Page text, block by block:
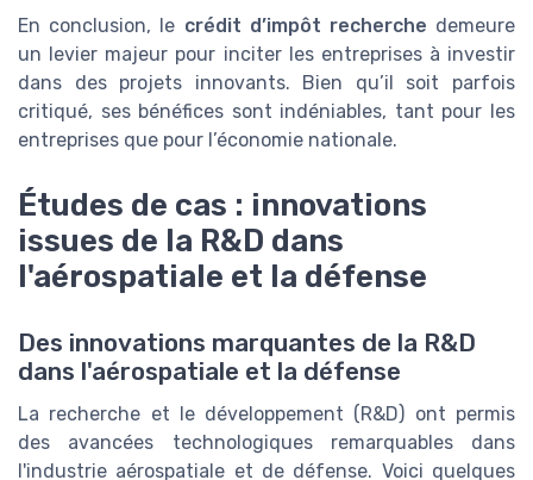
En conclusion, le crédit d’impôt recherche demeure
un levier majeur pour inciter les entreprises à investir
dans des projets innovants. Bien qu’il soit parfois
critiqué, ses bénéfices sont indéniables, tant pour les
entreprises que pour l’économie nationale.
Études de cas : innovations
issues de la R&D dans
l'aérospatiale et la défense
Des innovations marquantes de la R&D
dans l'aérospatiale et la défense
La recherche et le développement (R&D) ont permis
des avancées technologiques remarquables dans
l'industrie aérospatiale et de défense. Voici quelques